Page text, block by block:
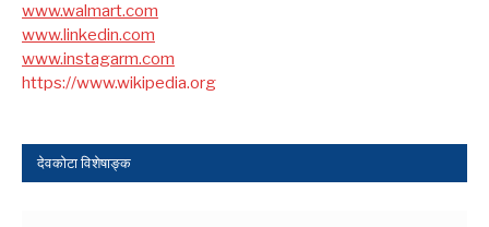
www.walmart.com
www.linkedin.com
www.instagarm.com
https://www.wikipedia.org
देवकोटा विशेषाङ्क